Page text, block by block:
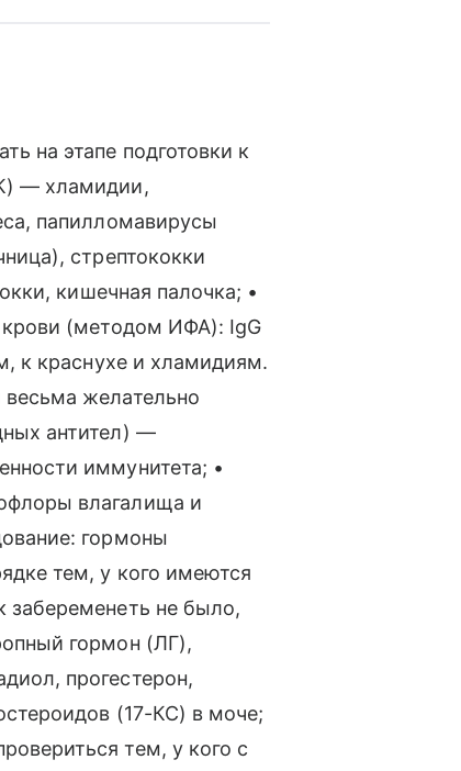
на этапе подготовки к
— хламидии,
папилломавирусы
стрептококки
кишечная палочка; •
крови (методом ИФА): IgG
к краснухе и хламидиям.
желательно
антител) —
иммунитета; •
влагалища и
гормоны
тем, у кого имеются
забеременеть не было,
гормон (ЛГ),
прогестерон,
(17-КС) в моче;
тем, у кого с